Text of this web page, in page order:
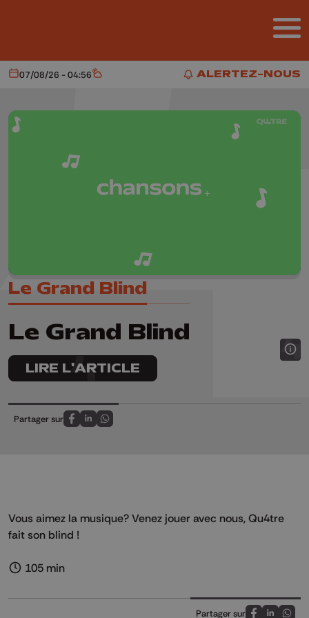
ALERTEZ-NOUS
ALERTEZ-NOUS
Aujourd'hui
07/08/26 - 04:56 Météo
Le Grand Blind
Le Grand Blind
LIRE L'ARTICLE
Partager sur
Partagez sur FaceBook
Partagez sur LinkedIn
Partagez sur Whatsapp
Vous aimez la musique? Venez jouer avec nous, Qu4tre
fait son blind !
105 min
Partager sur